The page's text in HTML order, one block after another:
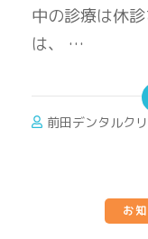
中の診療は休
は、 …
前田デンタルク
お